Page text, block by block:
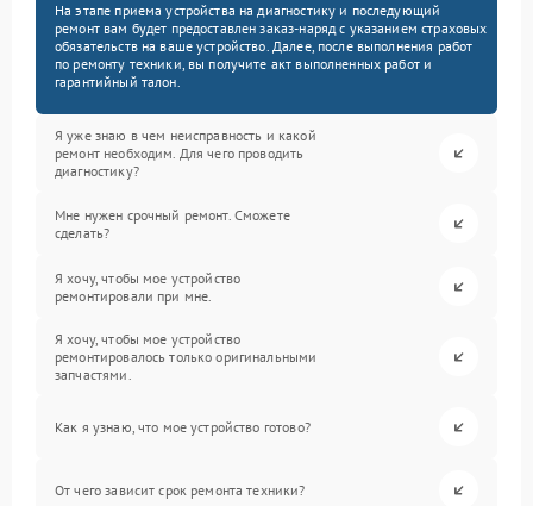
На этапе приема устройства на диагностику и последующий
ремонт вам будет предоставлен заказ-наряд с указанием страховых
обязательств на ваше устройство. Далее, после выполнения работ
по ремонту техники, вы получите акт выполненных работ и
гарантийный талон.
Я уже знаю в чем неисправность и какой
ремонт необходим. Для чего проводить
диагностику?
Мне нужен срочный ремонт. Сможете
сделать?
Я хочу, чтобы мое устройство
ремонтировали при мне.
Я хочу, чтобы мое устройство
ремонтировалось только оригинальными
запчастями.
Как я узнаю, что мое устройство готово?
От чего зависит срок ремонта техники?